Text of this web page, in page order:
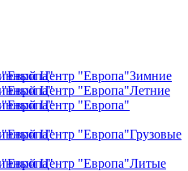
Зимние
Летние
Грузовые
Литые